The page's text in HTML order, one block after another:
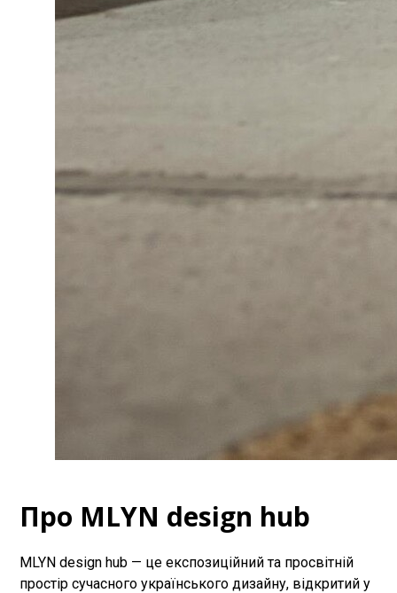
Про MLYN design hub
MLYN design hub — це експозиційний та просвітній
простір сучасного українського дизайну, відкритий у